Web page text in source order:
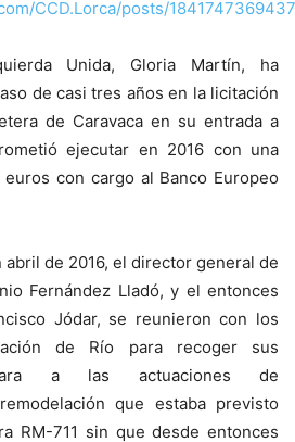
CCD.Lorca/posts/
Unida, Gloria Martín, ha
de casi tres años en la licitación
de Caravaca en su entrada a
ejecutar en 2016 con una
euros con cargo al Banco Europeo
de 2016, el director general de
Fernández Lladó, y el entonces
Jódar, se reunieron con los
de Río para recoger sus
a las actuaciones de
que estaba previsto
RM-711 sin que desde entonces